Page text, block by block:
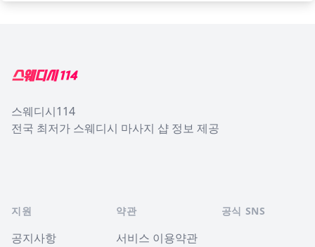
스웨디시114
전국 최저가 스웨디시 마사지 샵 정보 제공
지원
공지사항
약관
서비스 이용약관
공식 SNS